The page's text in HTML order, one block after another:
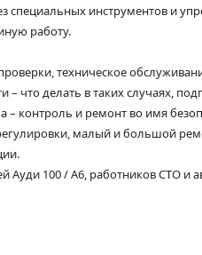
специальных инструментов и
работу.
техническое
что делать в таких случаях,
– контроль и ремонт во имя
малый и большой
Ауди 100 / А6, работников СТО и